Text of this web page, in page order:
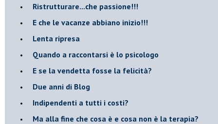
​Ristrutturare...che passione!!!
​E che le vacanze abbiano inizio!!!
​Lenta ripresa
​Quando a raccontarsi è lo psicologo
​E se la vendetta fosse la felicità?
​Due anni di Blog
​Indipendenti a tutti i costi?
​Ma alla fine che cosa è e cosa non è la terapia?